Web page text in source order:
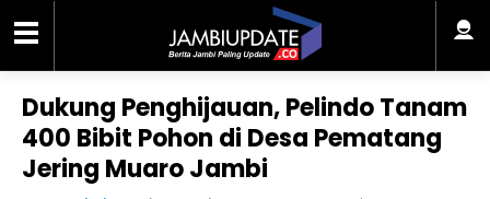
Dukung Penghijauan, Pelindo Tanam
400 Bibit Pohon di Desa Pematang
Jering Muaro Jambi